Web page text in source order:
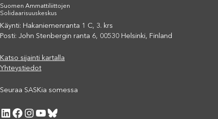
Suomen Ammattiliittojen
Solidaarisuuskeskus
Käynti: Hakaniemenranta 1 C, 3. krs
Posti: John Stenbergin ranta 6, 00530 Helsinki, Finland
Katso sijainti kartalla
Yhteystiedot
Seuraa SASKia somessa
LinkedIn Facebook Instagram YouTube Bluesky